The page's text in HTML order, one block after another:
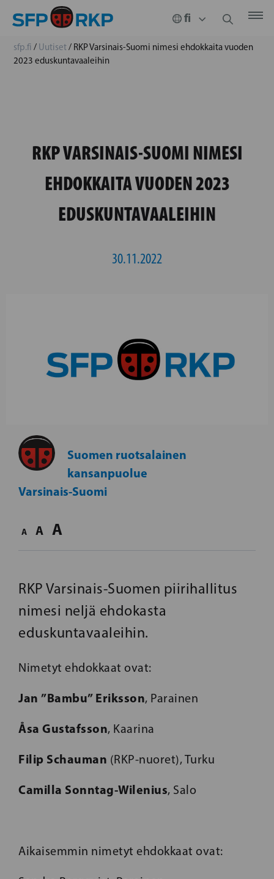
sfp.fi / Uutiset/ RKP Varsinais-Suomi nimesi ehdokkaita vuoden
2023 eduskuntavaaleihin
RKP VARSINAIS-SUOMI NIMESI
EHDOKKAITA VUODEN 2023
EDUSKUNTAVAALEIHIN
30.11.2022
Suomen ruotsalainen
kansanpuolue
Varsinais-Suomi
A A A
RKP Varsinais-Suomen piirihallitus
nimesi neljä ehdokasta
eduskuntavaaleihin.
Nimetyt ehdokkaat ovat:
Jan ”Bambu” Eriksson, Parainen
Åsa Gustafsson, Kaarina
Filip Schauman (RKP-nuoret), Turku
Camilla Sonntag-Wilenius, Salo
Aikaisemmin nimetyt ehdokkaat ovat: